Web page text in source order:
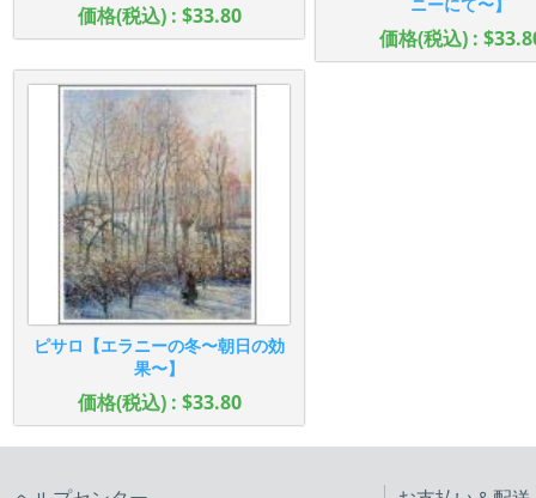
価格(税込) : $33.80
価格(税込) :
ピサロ【エラニーの冬〜朝日の効
果〜】
価格(税込) : $33.80